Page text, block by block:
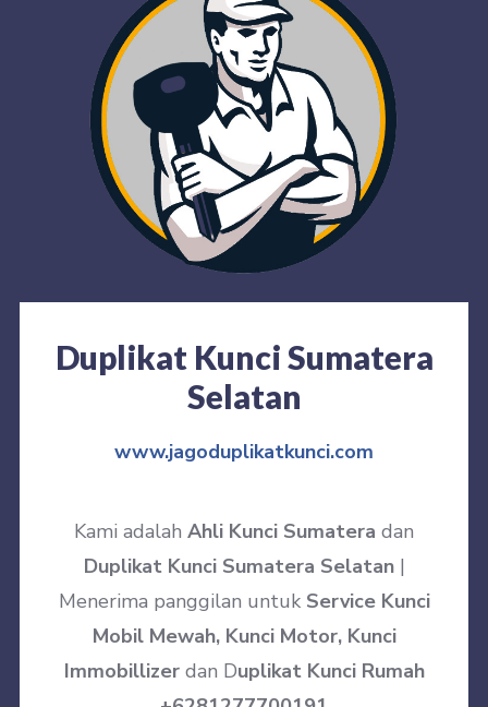
Duplikat Kunci Sumatera
Selatan
www.jagoduplikatkunci.com
Kami adalah Ahli Kunci Sumatera dan
Duplikat Kunci Sumatera Selatan|
Menerima panggilan untuk Service Kunci
Mobil Mewah, Kunci Motor, Kunci
Immobillizerdan Duplikat Kunci Rumah